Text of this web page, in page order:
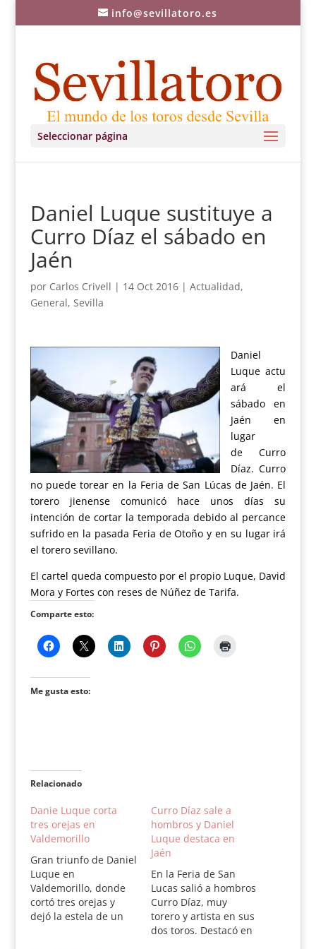
info@sevillatoro.es
Seleccionar página
Daniel Luque sustituye a
Curro Díaz el sábado en
Jaén
por Carlos Crivell | 14 Oct 2016| Actualidad,
General, Sevilla
Daniel
Luque actu
ará el
sábado en
Jaén en
lugar
de Curro
Díaz. Curro
no puede torear en la Feria de San Lúcas de Jaén. El
torero jienense comunicó hace unos días su
intención de cortar la temporada debido al percance
sufrido en la pasada Feria de Otoño y en su lugar irá
el torero sevillano.
El cartel queda compuesto por el propio Luque, David
Mora y Fortes con reses de Núñez de Tarifa.
Comparte esto:
Me gusta esto:
Relacionado
Danie Luque corta
tres orejas en
Valdemorillo
Gran triunfo de Daniel
Luque en
Valdemorillo, donde
cortó tres orejas y
dejó la estela de un
Curro Díaz sale a
hombros y Daniel
Luque destaca en
Jaén
En la Feria de San
Lucas salió a hombros
Curro Díaz, muy
torero y artista en sus
dos toros. Destacó en